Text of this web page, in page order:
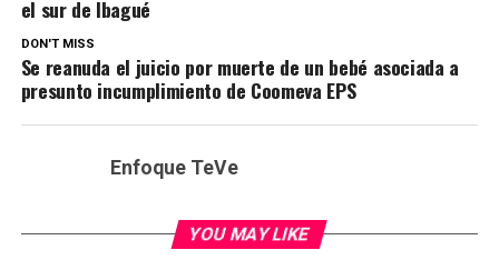
el sur de Ibagué
DON'T MISS
Se reanuda el juicio por muerte de un bebé asociada a
presunto incumplimiento de Coomeva EPS
Enfoque TeVe
YOU MAY LIKE